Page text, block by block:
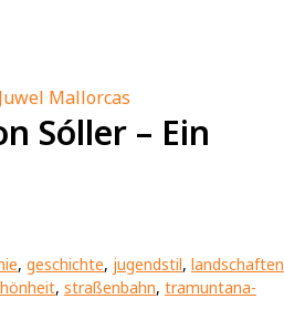
Mallorcas
Sóller – Ein
, geschichte, jugendstil, landschaften
, straßenbahn, tramuntana-